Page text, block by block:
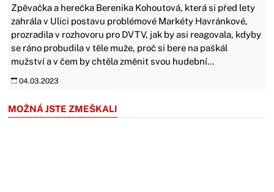
prozradila v rozhovoru pro DVTV, jak by asi reagovala, kdyby
se ráno probudila v těle muže, proč si bere na paškál
mužství a v čem by chtěla změnit svou hudební...
04.03.2023
MOŽNÁ JSTE ZMEŠKALI